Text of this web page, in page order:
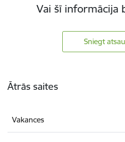
Vai šī informācija
Sniegt
Ātrās saites
Vakances